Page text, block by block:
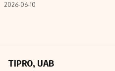
2026-06-10
TIPRO, UAB